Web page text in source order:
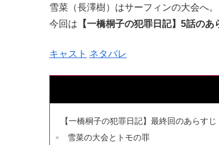
雪菜（長澤樹）はサーフィンの大会へ
今回は 【一橋桐子の犯罪日記】5話の
キャスト ネタバレ
【一橋桐子の犯罪日記】最終回のあらすじ
雪菜の大会とトモの罪